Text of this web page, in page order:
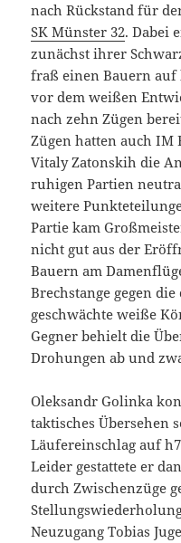
nach Rückstand für
SK Münster 32. Dabei
zunächst ihrer
fraß einen Bauern auf
vor dem weißen
nach zehn Zügen
Zügen hatten auch IM
Vitaly Zatonskih die
ruhigen Partien
weitere
Partie kam
nicht gut aus der
Bauern am
Brechstange gegen
geschwächte weiße
Gegner behielt die
Drohungen ab und
Oleksandr Golinka
taktisches Übersehen
Läufereinschlag auf
Leider gestattete er
durch Zwischenzüge
Neuzugang Tobias